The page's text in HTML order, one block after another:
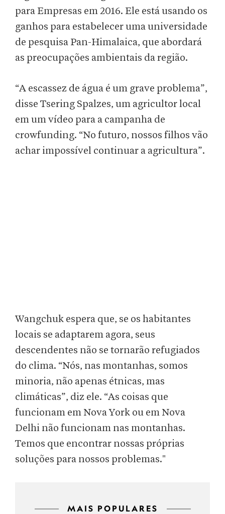
para Empresas em 2016. Ele está usando os
ganhos para estabelecer uma universidade
de pesquisa Pan-Himalaica, que abordará
as preocupações ambientais da região.
“A escassez de água é um grave problema”,
disse Tsering Spalzes, um agricultor local
em um vídeo para a campanha de
crowfunding. “No futuro, nossos filhos vão
achar impossível continuar a agricultura”.
Wangchuk espera que, se os habitantes
locais se adaptarem agora, seus
descendentes não se tornarão refugiados
do clima. “Nós, nas montanhas, somos
minoria, não apenas étnicas, mas
climáticas”, diz ele. “As coisas que
funcionam em Nova York ou em Nova
Delhi não funcionam nas montanhas.
Temos que encontrar nossas próprias
soluções para nossos problemas."
MAIS POPULARES